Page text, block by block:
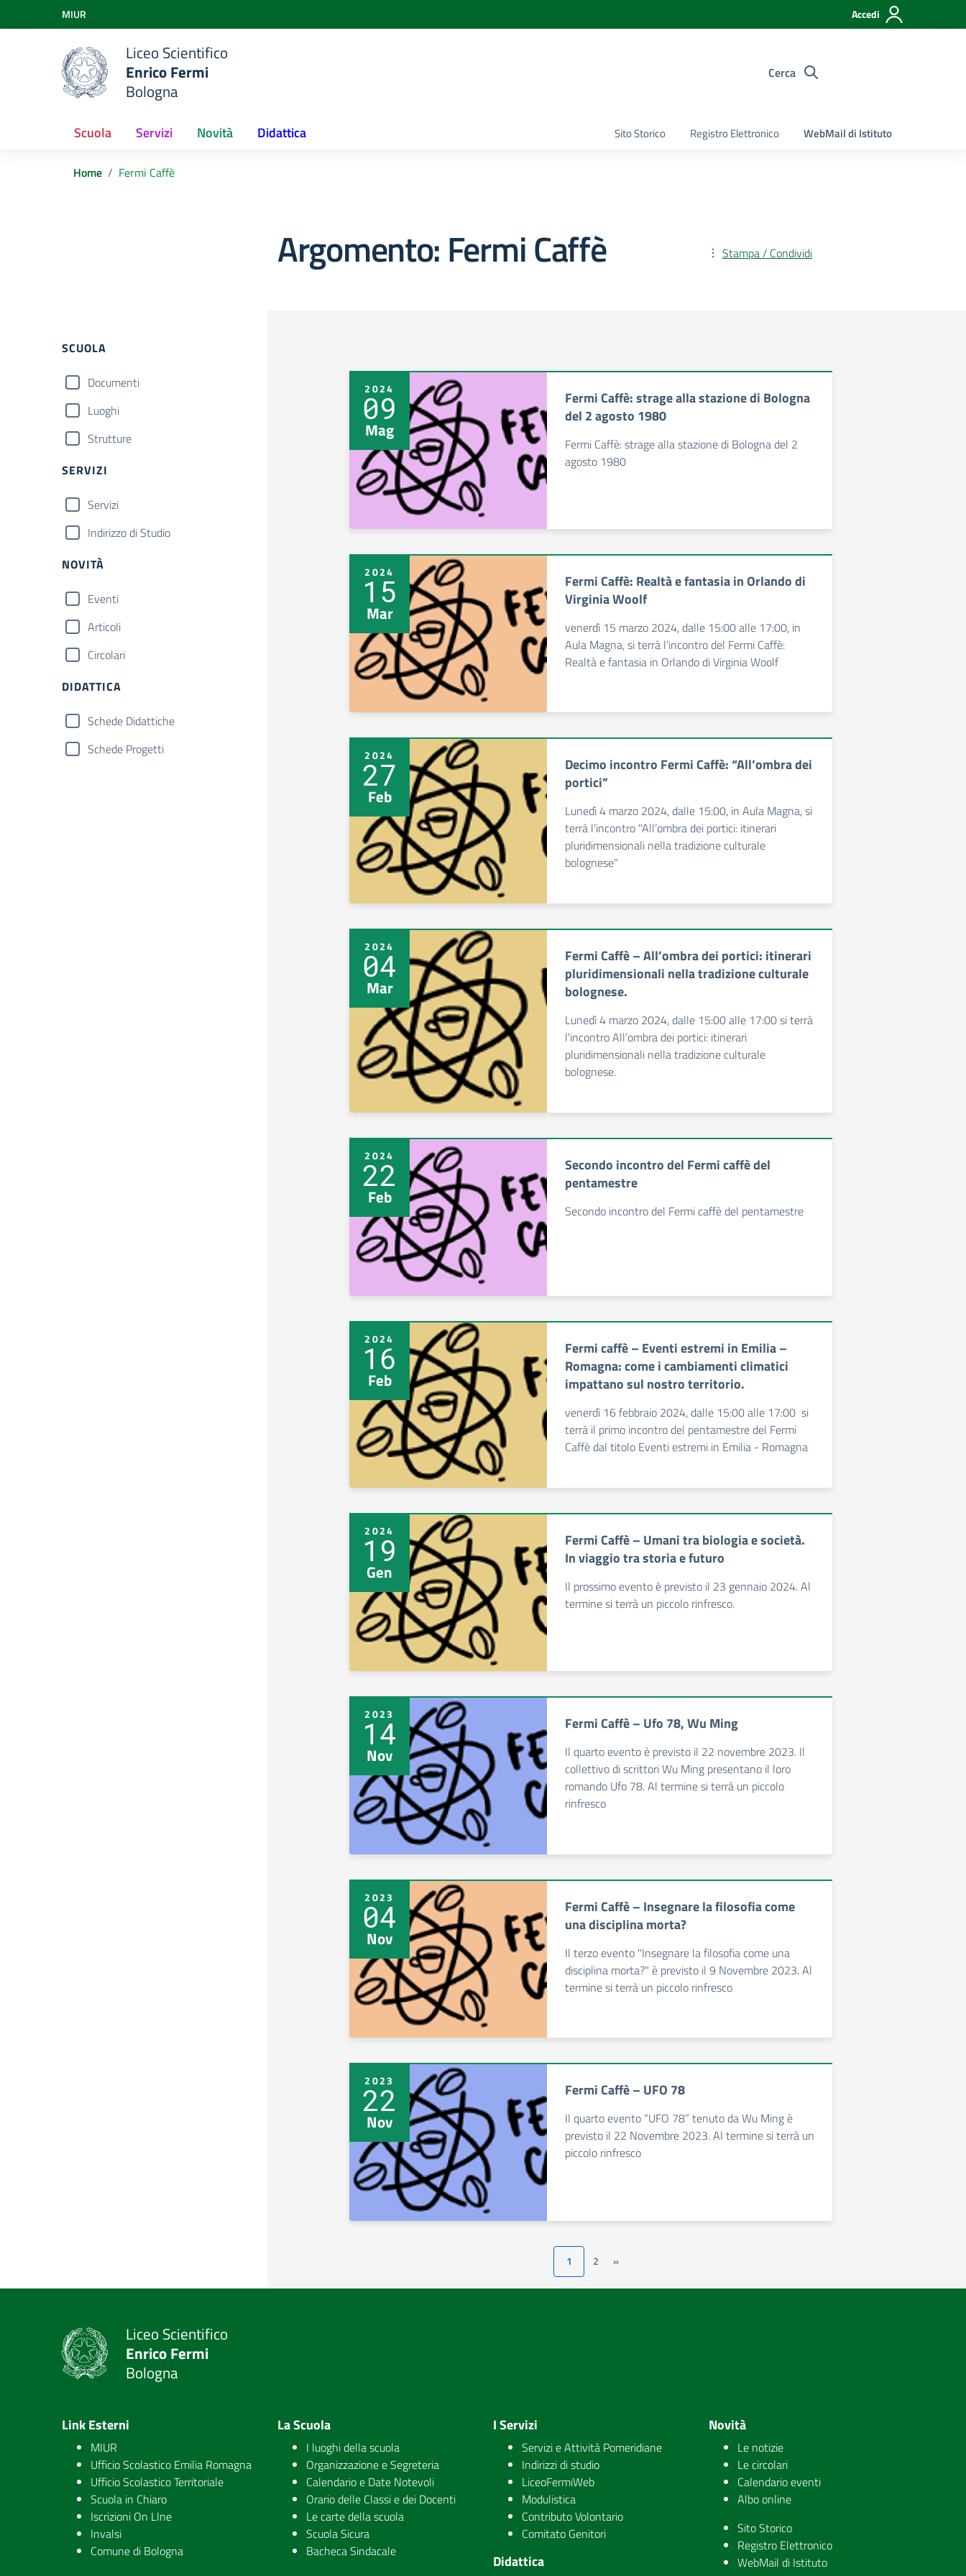
Vai ai contenuti
Vai al menu di navigazione
Vai al footer
MIUR Accedi
Liceo Scientifico
Enrico Fermi
Bologna
Cerca
Sito Storico Registro Elettronico WebMail di Istituto
Scuola Servizi Novità Didattica
Home Fermi Caffè
Argomento: Fermi Caffè Stampa / Condividi
SCUOLA
Documenti
Luoghi
Strutture
SERVIZI
Servizi
Indirizzo di Studio
NOVITÀ
Eventi
Articoli
Circolari
DIDATTICA
Schede Didattiche
Schede Progetti
2024
09
Mag
Fermi Caffè: strage alla stazione di Bologna
del 2 agosto 1980
Fermi Caffè: strage alla stazione di Bologna del 2
agosto 1980
2024
15
Mar
Fermi Caffè: Realtà e fantasia in Orlando di
Virginia Woolf
venerdì 15 marzo 2024, dalle 15:00 alle 17:00, in
Aula Magna, si terrà l’incontro del Fermi Caffè:
Realtà e fantasia in Orlando di Virginia Woolf
2024
27
Feb
Decimo incontro Fermi Caffè: “All’ombra dei
portici”
Lunedì 4 marzo 2024, dalle 15:00, in Aula Magna, si
terrà l’incontro "All’ombra dei portici: itinerari
pluridimensionali nella tradizione culturale
bolognese"
2024
04
Mar
Fermi Caffè – All’ombra dei portici: itinerari
pluridimensionali nella tradizione culturale
bolognese.
Lunedì 4 marzo 2024, dalle 15:00 alle 17:00 si terrà
l'incontro All’ombra dei portici: itinerari
pluridimensionali nella tradizione culturale
bolognese.
2024
22
Feb
Secondo incontro del Fermi caffè del
pentamestre
Secondo incontro del Fermi caffè del pentamestre
2024
16
Feb
Fermi caffè – Eventi estremi in Emilia –
Romagna: come i cambiamenti climatici
impattano sul nostro territorio.
venerdì 16 febbraio 2024, dalle 15:00 alle 17:00 si
terrà il primo incontro del pentamestre del Fermi
Caffè dal titolo Eventi estremi in Emilia - Romagna
2024
19
Gen
Fermi Caffè – Umani tra biologia e società.
In viaggio tra storia e futuro
Il prossimo evento è previsto il 23 gennaio 2024. Al
termine si terrà un piccolo rinfresco.
2023
14
Nov
Fermi Caffè – Ufo 78, Wu Ming
Il quarto evento è previsto il 22 novembre 2023. Il
collettivo di scrittori Wu Ming presentano il loro
romando Ufo 78. Al termine si terrà un piccolo
rinfresco
2023
04
Nov
Fermi Caffè – Insegnare la filosofia come
una disciplina morta?
Il terzo evento "Insegnare la filosofia come una
disciplina morta?" è previsto il 9 Novembre 2023. Al
termine si terrà un piccolo rinfresco
2023
22
Nov
Fermi Caffè – UFO 78
Il quarto evento “UFO 78” tenuto da Wu Ming è
previsto il 22 Novembre 2023. Al termine si terrà un
piccolo rinfresco
1 2 »
Liceo Scientifico
Enrico Fermi
Bologna
Link Esterni
MIUR
Ufficio Scolastico Emilia Romagna
Ufficio Scolastico Territoriale
Scuola in Chiaro
Iscrizioni On LIne
Invalsi
Comune di Bologna
La Scuola
I luoghi della scuola
Organizzazione e Segreteria
Calendario e Date Notevoli
Orario delle Classi e dei Docenti
Le carte della scuola
Scuola Sicura
Bacheca Sindacale
I Servizi
Servizi e Attività Pomeridiane
Indirizzi di studio
LiceoFermiWeb
Modulistica
Contributo Volontario
Comitato Genitori
Didattica
Novità
Le notizie
Le circolari
Calendario eventi
Albo online
Sito Storico
Registro Elettronico
WebMail di Istituto